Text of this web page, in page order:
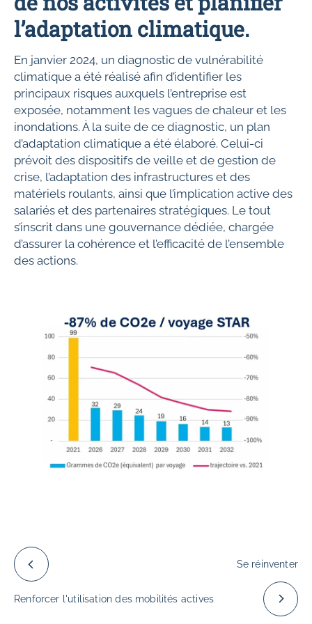
l’adaptation climatique.
En janvier 2024, un diagnostic de vulnérabilité
climatique a été réalisé afin d’identifier les
principaux risques auxquels l’entreprise est
exposée, notamment les vagues de chaleur et les
inondations. À la suite de ce diagnostic, un plan
d’adaptation climatique a été élaboré. Celui-ci
prévoit des dispositifs de veille et de gestion de
crise, l’adaptation des infrastructures et des
matériels roulants, ainsi que l’implication active des
salariés et des partenaires stratégiques. Le tout
s’inscrit dans une gouvernance dédiée, chargée
d’assurer la cohérence et l’efficacité de l’ensemble
des actions.
Se réinventer
Renforcer l'utilisation des mobilités actives